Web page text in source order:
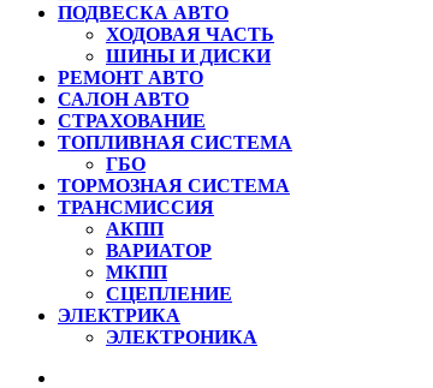
ПОДВЕСКА АВТО
ХОДОВАЯ ЧАСТЬ
ШИНЫ И ДИСКИ
РЕМОНТ АВТО
САЛОН АВТО
СТРАХОВАНИЕ
ТОПЛИВНАЯ СИСТЕМА
ГБО
ТОРМОЗНАЯ СИСТЕМА
ТРАНСМИССИЯ
АКПП
ВАРИАТОР
МКПП
СЦЕПЛЕНИЕ
ЭЛЕКТРИКА
ЭЛЕКТРОНИКА
КНОПКА